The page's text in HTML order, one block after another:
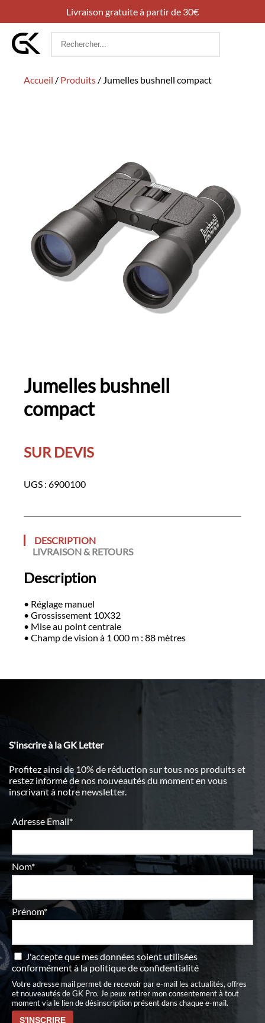
Livraison gratuite à partir de 30€
Rechercher
Accueil / Produits / Jumelles bushnell compact
Jumelles bushnell
compact
SUR DEVIS
UGS : 6900100
DESCRIPTION
LIVRAISON & RETOURS
Description
• Réglage manuel
• Grossissement 10X32
• Mise au point centrale
• Champ de vision à 1 000 m : 88 mètres
S'inscrire à la GK Letter
Profitez ainsi de 10% de réduction sur tous nos produits et
restez informé de nos nouveautés du moment en vous
inscrivant à notre newsletter.
Adresse Email*
Nom*
Prénom*
J'accepte que mes données soient utilisées
conformément àla politique de confidentialité
Votre adresse mail permet de recevoir par e-mail les actualités, offres
et nouveautés de GK Pro. Je peux retirer mon consentement à tout
moment via le lien de désinscription présent dans chaque e-mail.